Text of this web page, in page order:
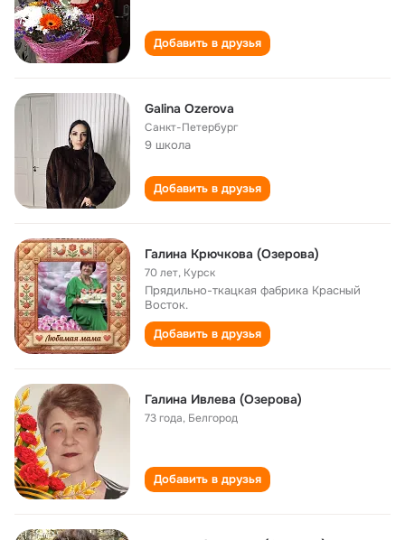
Добавить в друзья
Galina Ozerova
Санкт-Петербург
9 школа
Добавить в друзья
Галина Крючкова (Озерова)
70 лет, Курск
Прядильно-ткацкая фабрика Красный
Восток.
Добавить в друзья
Галина Ивлева (Озерова)
73 года, Белгород
Добавить в друзья